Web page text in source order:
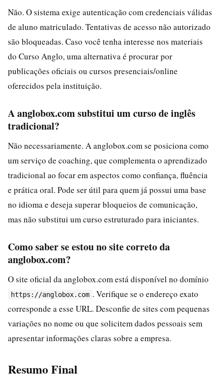
Não. O sistema exige autenticação com credenciais válidas
de aluno matriculado. Tentativas de acesso não autorizado
são bloqueadas. Caso você tenha interesse nos materiais
do Curso Anglo, uma alternativa é procurar por
publicações oficiais ou cursos presenciais/online
oferecidos pela instituição.
A anglobox.com substitui um curso de inglês
tradicional?
Não necessariamente. A anglobox.com se posiciona como
um serviço de coaching, que complementa o aprendizado
tradicional ao focar em aspectos como confiança, fluência
e prática oral. Pode ser útil para quem já possui uma base
no idioma e deseja superar bloqueios de comunicação,
mas não substitui um curso estruturado para iniciantes.
Como saber se estou no site correto da
anglobox.com?
O site oficial da anglobox.com está disponível no domínio
https://anglobox.com . Verifique se o endereço exato
corresponde a esse URL. Desconfie de sites com pequenas
variações no nome ou que solicitem dados pessoais sem
apresentar informações claras sobre a empresa.
Resumo Final